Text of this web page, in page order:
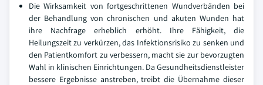
Die Wirksamkeit von fortgeschrittenen Wundverbänden bei
der Behandlung von chronischen und akuten Wunden hat
ihre Nachfrage erheblich erhöht. Ihre Fähigkeit, die
Heilungszeit zu verkürzen, das Infektionsrisiko zu senken und
den Patientkomfort zu verbessern, macht sie zur bevorzugten
Wahl in klinischen Einrichtungen. Da Gesundheitsdienstleister
bessere Ergebnisse anstreben, treibt die Übernahme dieser